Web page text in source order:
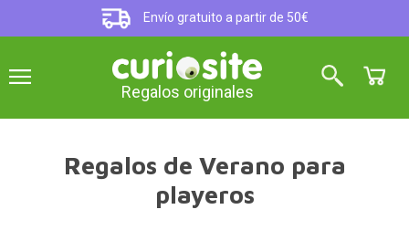
Envío gratuito a partir de 50€
Regalos originales
Regalos de Verano para
playeros